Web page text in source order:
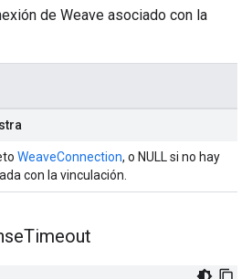
de Weave asociado con la
WeaveConnection, o NULL si no hay
con la vinculación.
Timeout